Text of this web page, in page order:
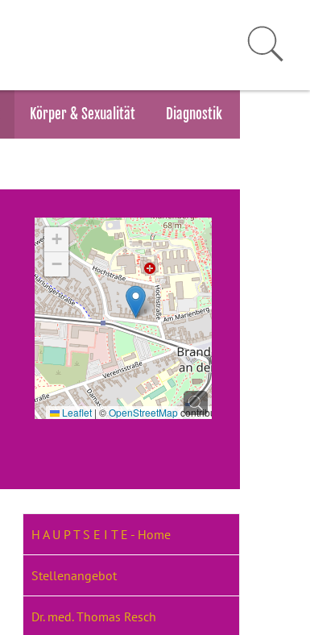
Körper & Sexualität Diagnostik
+
−
Leaflet | ©OpenStreetMapcontributors
H A U P T S E I T E - Home
Stellenangebot
Dr. med. Thomas Resch